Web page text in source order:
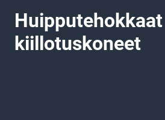
Huipputehokkaat
kiillotuskoneet